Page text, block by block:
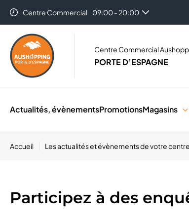
Centre Commercial
09:00 - 20:00
Auchan Perpignan Porte D'Espagne 08:30 - 21:30
Centre Commercial
PORTE D’ESPAGNE
Actualités, évènementsPromotionsMagasins
Accueil Les actualités et évènements de votre
Participez à des